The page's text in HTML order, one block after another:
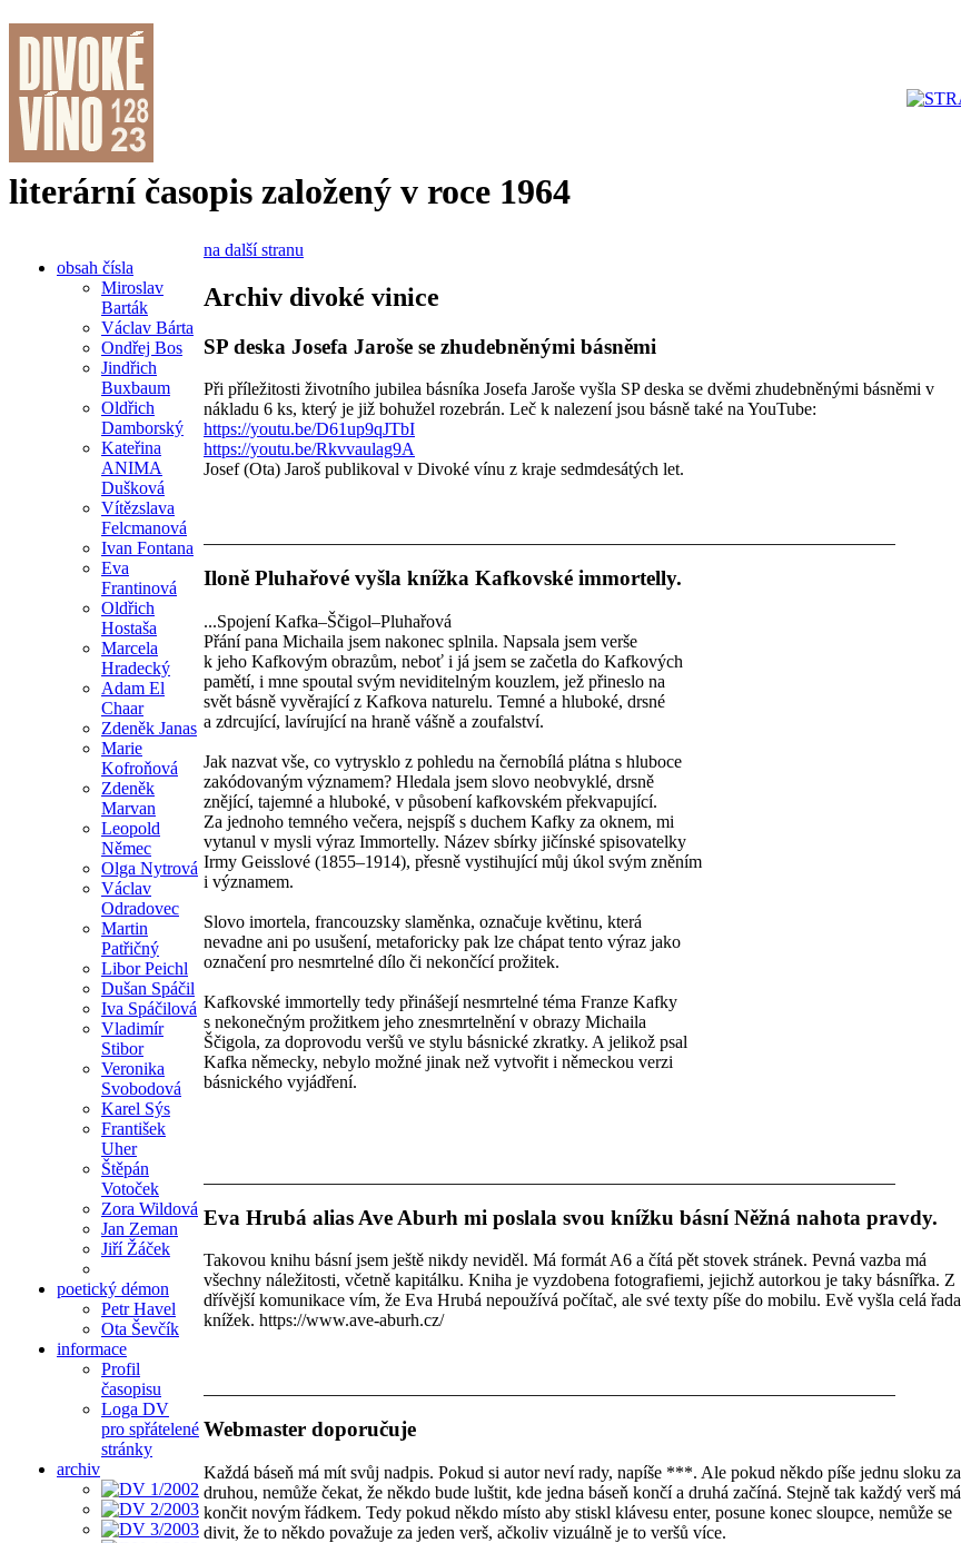
literární časopis založený v roce 1964
obsah čísla
Miroslav
Barták
Václav Bárta
Ondřej Bos
Jindřich
Buxbaum
Oldřich
Damborský
Kateřina
ANIMA
Dušková
Vítězslava
Felcmanová
Ivan Fontana
Eva
Frantinová
Oldřich
Hostaša
Marcela
Hradecký
Adam El
Chaar
Zdeněk Janas
Marie
Kofroňová
Zdeněk
Marvan
Leopold
Němec
Olga Nytrová
Václav
Odradovec
Martin
Patřičný
Libor Peichl
Dušan Spáčil
Iva Spáčilová
Vladimír
Stibor
Veronika
Svobodová
Karel Sýs
František
Uher
Štěpán
Votoček
Zora Wildová
Jan Zeman
Jiří Žáček
poetický démon
Petr Havel
Ota Ševčík
informace
Profil
časopisu
Loga DV
pro spřátelené
stránky
archiv
na další stranu
Archiv divoké vinice
SP deska Josefa Jaroše se zhudebněnými básněmi
Při příležitosti životního jubilea básníka Josefa Jaroše vyšla SP deska se dvěmi zhudebněnými básněmi v
nákladu 6 ks, který je již bohužel rozebrán. Leč k nalezení jsou básně také na YouTube:
https://youtu.be/D61up9qJTbI
https://youtu.be/Rkvvaulag9A
Josef (Ota) Jaroš publikoval v Divoké vínu z kraje sedmdesátých let.
Iloně Pluhařové vyšla knížka Kafkovské immortelly.
...Spojení Kafka–Ščigol–Pluhařová
Přání pana Michaila jsem nakonec splnila. Napsala jsem verše
k jeho Kafkovým obrazům, neboť i já jsem se začetla do Kafkových
pamětí, i mne spoutal svým neviditelným kouzlem, jež přineslo na
svět básně vyvěrající z Kafkova naturelu. Temné a hluboké, drsné
a zdrcující, lavírující na hraně vášně a zoufalství.
Jak nazvat vše, co vytrysklo z pohledu na černobílá plátna s hluboce
zakódovaným významem? Hledala jsem slovo neobvyklé, drsně
znějící, tajemné a hluboké, v působení kafkovském překvapující.
Za jednoho temného večera, nejspíš s duchem Kafky za oknem, mi
vytanul v mysli výraz Immortelly. Název sbírky jičínské spisovatelky
Irmy Geisslové (1855–1914), přesně vystihující můj úkol svým zněním
i významem.
Slovo imortela, francouzsky slaměnka, označuje květinu, která
nevadne ani po usušení, metaforicky pak lze chápat tento výraz jako
označení pro nesmrtelné dílo či nekončící prožitek.
Kafkovské immortelly tedy přinášejí nesmrtelné téma Franze Kafky
s nekonečným prožitkem jeho znesmrtelnění v obrazy Michaila
Ščigola, za doprovodu veršů ve stylu básnické zkratky. A jelikož psal
Kafka německy, nebylo možné jinak než vytvořit i německou verzi
básnického vyjádření.
Eva Hrubá alias Ave Aburh mi poslala svou knížku básní Něžná nahota pravdy.
Takovou knihu básní jsem ještě nikdy neviděl. Má formát A6 a čítá pět stovek stránek. Pevná vazba má
všechny náležitosti, včetně kapitálku. Kniha je vyzdobena fotografiemi, jejichž autorkou je taky básnířka. Z
dřívější komunikace vím, že Eva Hrubá nepoužívá počítač, ale své texty píše do mobilu. Evě vyšla celá řada
knížek. https://www.ave-aburh.cz/
Webmaster doporučuje
Každá báseň má mít svůj nadpis. Pokud si autor neví rady, napíše ***. Ale pokud někdo píše jednu sloku za
druhou, nemůže čekat, že někdo bude luštit, kde jedna báseň končí a druhá začíná. Stejně tak každý verš má
končit novým řádkem. Tedy pokud někdo místo aby stiskl klávesu enter, posune konec sloupce, nemůže se
divit, že to někdo považuje za jeden verš, ačkoliv vizuálně je to veršů více.